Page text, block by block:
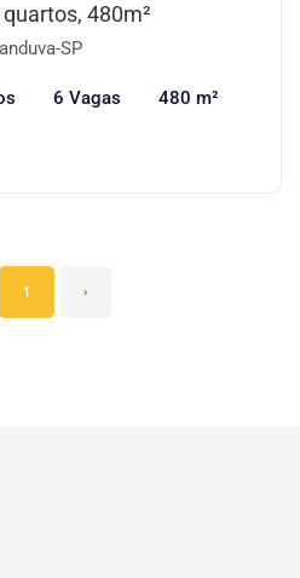
480m²
SP
6 Vagas 480 m²
1 ›